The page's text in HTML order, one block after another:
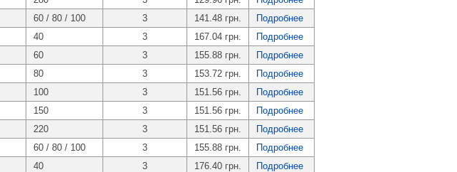
60 / 80 / 100 3 141.48 грн.
Подробнее
40 3 167.04 грн.
Подробнее
60 3 155.88 грн.
Подробнее
80 3 153.72 грн.
Подробнее
100 3 151.56 грн.
Подробнее
150 3 151.56 грн.
Подробнее
220 3 151.56 грн.
Подробнее
60 / 80 / 100 3 155.88 грн.
Подробнее
40 3 176.40 грн.
Подробнее